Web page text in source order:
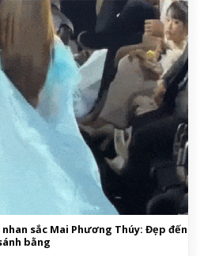
sắc Mai Phương Thúy: Đẹp đến
bằng